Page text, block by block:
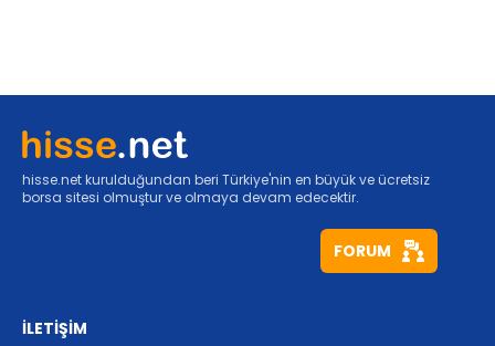
hisse.net kurulduğundan beri Türkiye'nin en büyük ve ücretsiz
borsa sitesi olmuştur ve olmaya devam edecektir.
FORUM
İLETİŞİM